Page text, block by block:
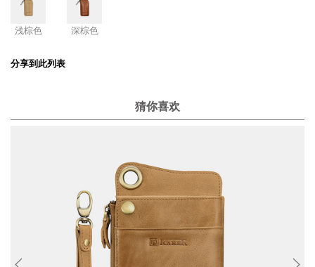
浅棕色 深棕色
分享到此列表
猜你喜欢